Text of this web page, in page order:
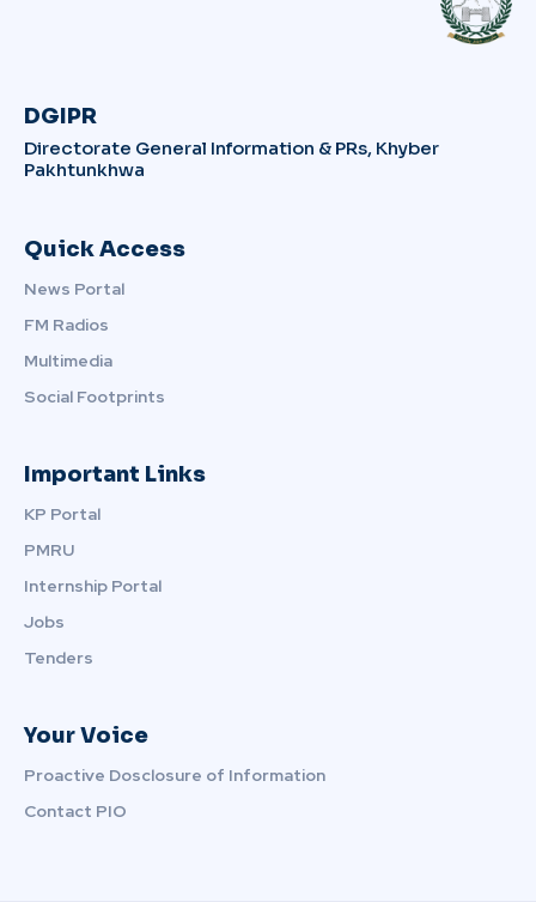
DGIPR
Directorate General Information & PRs, Khyber
Pakhtunkhwa
Quick Access
News Portal
FM Radios
Multimedia
Social Footprints
Important Links
KP Portal
PMRU
Internship Portal
Jobs
Tenders
Your Voice
Proactive Dosclosure of Information
Contact PIO